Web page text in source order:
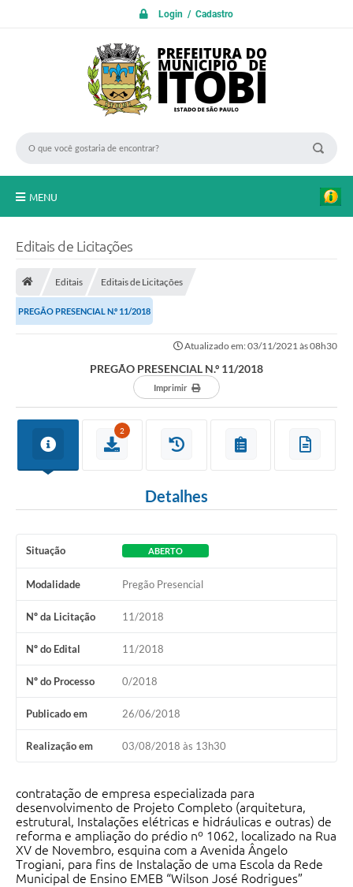
Login / Cadastro
MENU
A Nossa Cidade
LEIS MUNICIPAIS
Diário Oficial
Serviços Online
Contas Públicas
SIC
HISTÓRICO - ADM
Relação de Cargos e Salários
Galeria de Fotos
Legislação
Editais
Telefones Úteis
Editais de Licitações
Editais Editais de Licitações
PREGÃO PRESENCIAL N.º 11/2018
Atualizado em: 03/11/2021 às 08h30
PREGÃO PRESENCIAL N.º 11/2018
Imprimir
2
Detalhes
Situação ABERTO
Modalidade Pregão Presencial
Nº da Licitação 11/2018
Nº do Edital 11/2018
Nº do Processo 0/2018
Publicado em 26/06/2018
Realização em 03/08/2018 às 13h30
contratação de empresa especializada para
desenvolvimento de Projeto Completo (arquitetura,
estrutural, Instalações elétricas e hidráulicas e outras) de
reforma e ampliação do prédio nº 1062, localizado na Rua
XV de Novembro, esquina com a Avenida Ângelo
Trogiani, para fins de Instalação de uma Escola da Rede
Municipal de Ensino EMEB “Wilson José Rodrigues”